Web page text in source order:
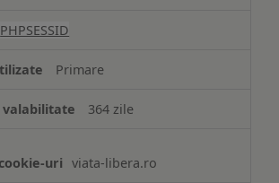
PHPSESSID
Primare
364 zile
viata-libera.ro